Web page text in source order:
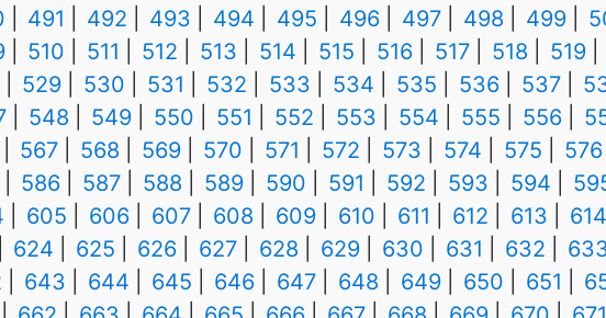
491 492 493 494 495 496 497 498 499
510 511 512 513 514 515 516 517 518 519
529
530 531 532 533 534 535 536 537
548 549 550 551 552 553 554 555 556
567
568 569 570 571 572 573 574 575 576
586
587 588 589 590 591 592 593 594
605 606 607 608 609 610 611 612 613 614
624
625 626 627 628 629 630 631 632
643 644 645 646 647 648 649 650 651